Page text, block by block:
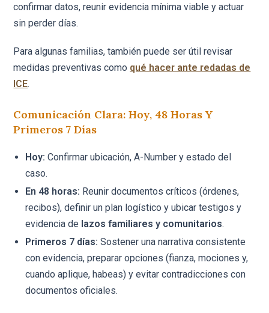
confirmar datos, reunir evidencia mínima viable y actuar
sin perder días.
Para algunas familias, también puede ser útil revisar
medidas preventivas como qué hacer ante redadas de
ICE.
Comunicación Clara: Hoy, 48 Horas Y
Primeros 7 Días
Hoy: Confirmar ubicación, A-Number y estado del
caso.
En 48 horas: Reunir documentos críticos (órdenes,
recibos), definir un plan logístico y ubicar testigos y
evidencia de lazos familiares y comunitarios.
Primeros 7 días: Sostener una narrativa consistente
con evidencia, preparar opciones (fianza, mociones y,
cuando aplique, habeas) y evitar contradicciones con
documentos oficiales.